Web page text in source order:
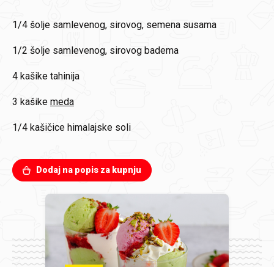
1/4 šolje samlevenog, sirovog, semena susama
1/2 šolje samlevenog, sirovog badema
4 kašike tahinija
3 kašike meda
1/4 kašičice himalajske soli
Dodaj na popis za kupnju